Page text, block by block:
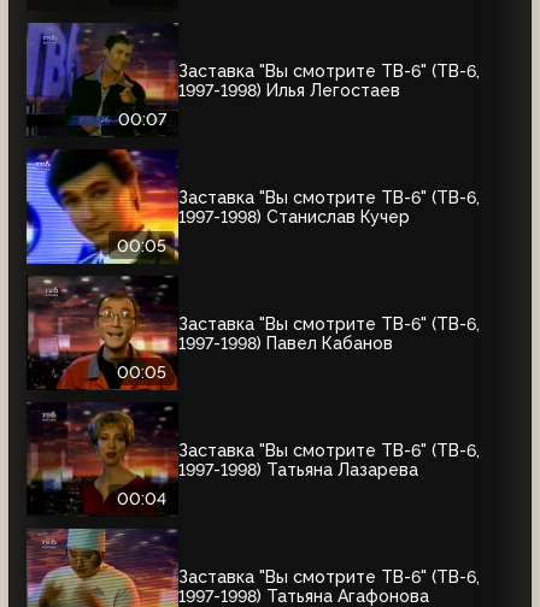
00:07
Заставка "Вы смотрите ТВ-6" (ТВ-6,
1997-1998) Илья Легостаев
00:05
Заставка "Вы смотрите ТВ-6" (ТВ-6,
1997-1998) Станислав Кучер
00:05
Заставка "Вы смотрите ТВ-6" (ТВ-6,
1997-1998) Павел Кабанов
00:04
Заставка "Вы смотрите ТВ-6" (ТВ-6,
1997-1998) Татьяна Лазарева
Заставка "Вы смотрите ТВ-6" (ТВ-6,
1997-1998) Татьяна Агафонова